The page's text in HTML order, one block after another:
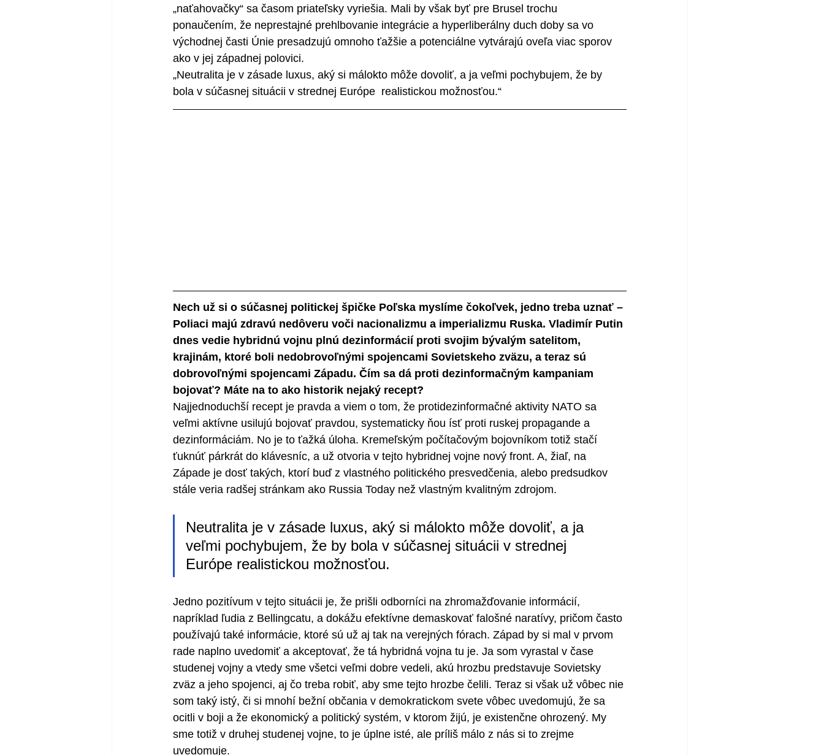
„naťahovačky“ sa časom priateľsky vyriešia. Mali by však byť pre Brusel trochu
ponaučením, že neprestajné prehlbovanie integrácie a hyperliberálny duch doby sa vo
východnej časti Únie presadzujú omnoho ťažšie a potenciálne vytvárajú oveľa viac sporov
ako v jej západnej polovici.
„Neutralita je v zásade luxus, aký si málokto môže dovoliť, a ja veľmi pochybujem, že by
bola v súčasnej situácii v strednej Európe  realistickou možnosťou.“
Nech už si o súčasnej politickej špičke Poľska myslíme čokoľvek, jedno treba uznať –
Poliaci majú zdravú nedôveru voči nacionalizmu a imperializmu Ruska. Vladimír Putin
dnes vedie hybridnú vojnu plnú dezinformácií proti svojim bývalým satelitom,
krajinám, ktoré boli nedobrovoľnými spojencami Sovietskeho zväzu, a teraz sú
dobrovoľnými spojencami Západu. Čím sa dá proti dezinformačným kampaniam
bojovať? Máte na to ako historik nejaký recept?
Najjednoduchší recept je pravda a viem o tom, že protidezinformačné aktivity NATO sa
veľmi aktívne usilujú bojovať pravdou, systematicky ňou ísť proti ruskej propagande a
dezinformáciám. No je to ťažká úloha. Kremeľským počítačovým bojovníkom totiž stačí
ťuknúť párkrát do klávesníc, a už otvoria v tejto hybridnej vojne nový front. A, žiaľ, na
Západe je dosť takých, ktorí buď z vlastného politického presvedčenia, alebo predsudkov
stále veria radšej stránkam ako Russia Today než vlastným kvalitným zdrojom.
Neutralita je v zásade luxus, aký si málokto môže dovoliť, a ja
veľmi pochybujem, že by bola v súčasnej situácii v strednej
Európe realistickou možnosťou.
Jedno pozitívum v tejto situácii je, že prišli odborníci na zhromažďovanie informácií,
napríklad ľudia z Bellingcatu, a dokážu efektívne demaskovať falošné naratívy, pričom často
používajú také informácie, ktoré sú už aj tak na verejných fórach. Západ by si mal v prvom
rade naplno uvedomiť a akceptovať, že tá hybridná vojna tu je. Ja som vyrastal v čase
studenej vojny a vtedy sme všetci veľmi dobre vedeli, akú hrozbu predstavuje Sovietsky
zväz a jeho spojenci, aj čo treba robiť, aby sme tejto hrozbe čelili. Teraz si však už vôbec nie
som taký istý, či si mnohí bežní občania v demokratickom svete vôbec uvedomujú, že sa
ocitli v boji a že ekonomický a politický systém, v ktorom žijú, je existenčne ohrozený. My
sme totiž v druhej studenej vojne, to je úplne isté, ale príliš málo z nás si to zrejme
uvedomuje.